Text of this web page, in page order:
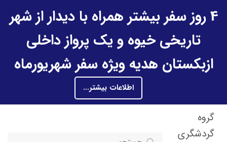
4 روز سفر بیشتر همراه با دیدار از شهر
تاریخی خیوه و یک پرواز داخلی
ازبکستان هدیه ویژه سفر شهریورماه
اطلاعات بیشتر...
گروه
گردشگری